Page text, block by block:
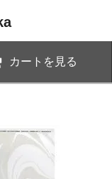
カートを見る